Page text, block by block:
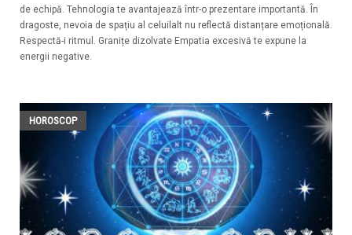
de echipă. Tehnologia te avantajează într-o prezentare importantă. În
dragoste, nevoia de spațiu al celuilalt nu reflectă distanțare emoțională.
Respectă-i ritmul. Granițe dizolvate Empatia excesivă te expune la
energii negative.
HOROSCOP